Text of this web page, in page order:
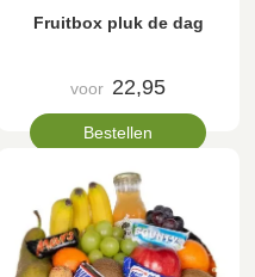
Fruitbox pluk de dag
voor 22,95
Bestellen